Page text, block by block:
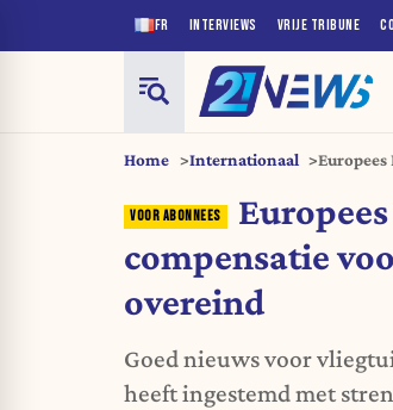
FR INTERVIEWS VRIJE TRIBUNE
Home Internationaal
compensatie
overeind
Goed nieuws voor
heeft ingestemd met